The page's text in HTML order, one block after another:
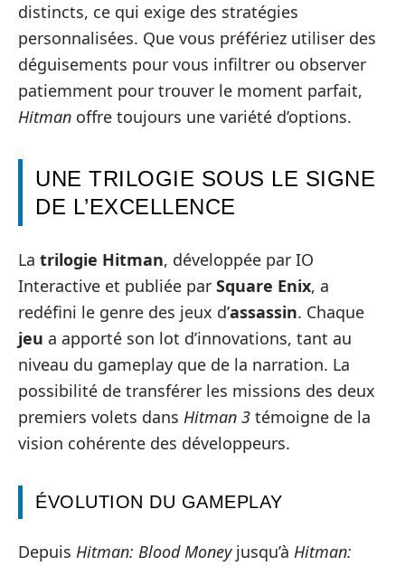
distincts, ce qui exige des stratégies
personnalisées. Que vous préfériez utiliser des
déguisements pour vous infiltrer ou observer
patiemment pour trouver le moment parfait,
Hitman offre toujours une variété d’options.
UNE TRILOGIE SOUS LE SIGNE
DE L’EXCELLENCE
La trilogie Hitman, développée par IO
Interactive et publiée par Square Enix, a
redéfini le genre des jeux d’assassin. Chaque
jeu a apporté son lot d’innovations, tant au
niveau du gameplay que de la narration. La
possibilité de transférer les missions des deux
premiers volets dans Hitman 3 témoigne de la
vision cohérente des développeurs.
ÉVOLUTION DU GAMEPLAY
Depuis Hitman: Blood Moneyjusqu’à Hitman: